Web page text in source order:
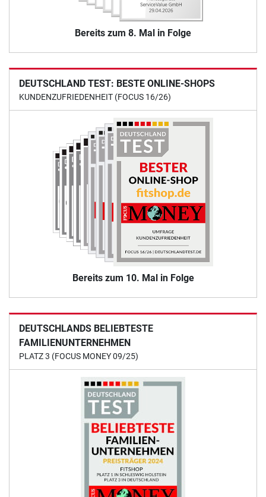
Bereits zum 8. Mal in Folge
DEUTSCHLAND TEST: BESTE ONLINE-SHOPS
KUNDENZUFRIEDENHEIT (FOCUS 16/26)
Bereits zum 10. Mal in Folge
DEUTSCHLANDS BELIEBTESTE
FAMILIENUNTERNEHMEN
PLATZ 3 (FOCUS MONEY 09/25)